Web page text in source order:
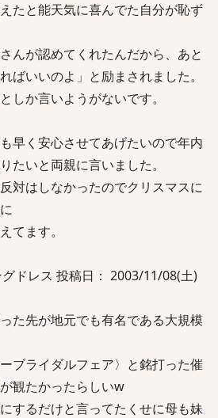
たと能天気に喜んでた自分が恥ず
んが認めてくれたんだから、あと
ばいいのよ」と励まされました。
しか言いようがないです。
早く安心させてあげたいので年内
たいと両親に言いました。
対はしなかったのでクリスマスに
てます。
ドレス 投稿日： 2003/11/08(土)
た先が地元でも有名である大規模
ブライダルフェア〉と銘打った催
観たかったらしいw
するだけと言ってたくせに母も妹